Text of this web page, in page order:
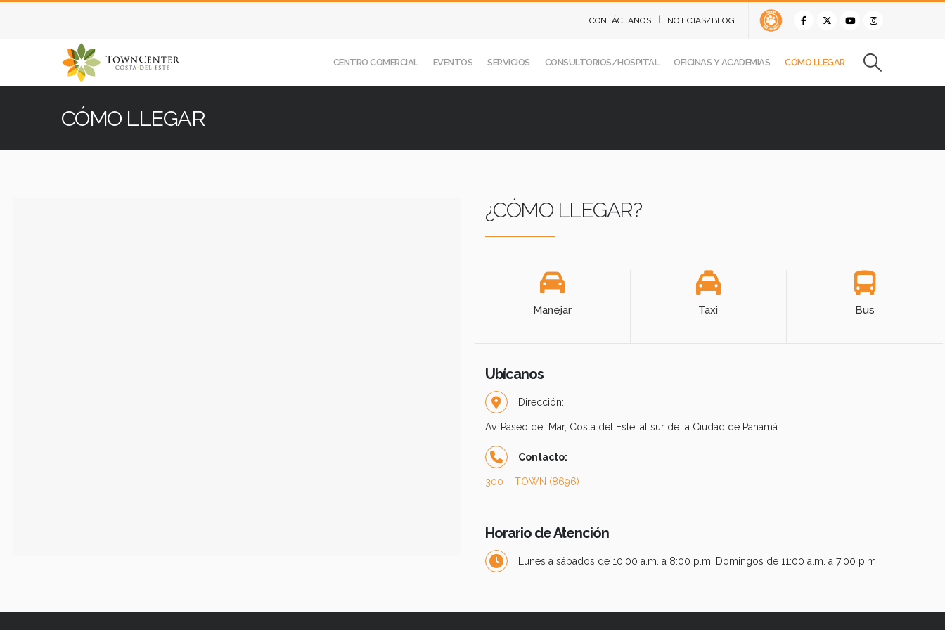
CONTÁCTANOS NOTICIAS/BLOG
CENTRO COMERCIAL EVENTOS SERVICIOS CONSULTORIOS/HOSPITAL OFICINAS Y ACADEMIAS CÓMO LLEGAR
CÓMO LLEGAR
¿CÓMO LLEGAR?
Manejar Taxi Bus
Ubícanos
Dirección:
Av. Paseo del Mar, Costa del Este, al sur de la Ciudad de Panamá
Contacto:
300 – TOWN (8696)
Horario de Atención
Lunes a sábados de 10:00 a.m. a 8:00 p.m. Domingos de 11:00 a.m. a 7:00 p.m.